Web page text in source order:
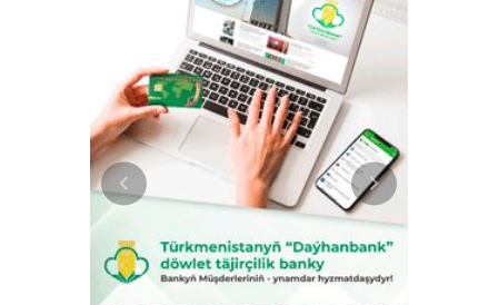
потребностей экономики и
промышленности страны,
автоматизации и цифровизации
различных отраслей, - написано
в публикации. Отметим, что центр
позволит расширить
отечественное производство
компьютерных и мобильных
программ, обучающих игр,
мультфильмов, электронных
пособий, книг и словарей.